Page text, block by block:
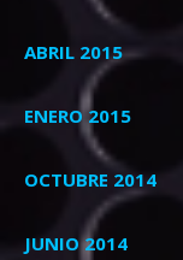
ABRIL 2015
ENERO 2015
OCTUBRE 2014
JUNIO 2014